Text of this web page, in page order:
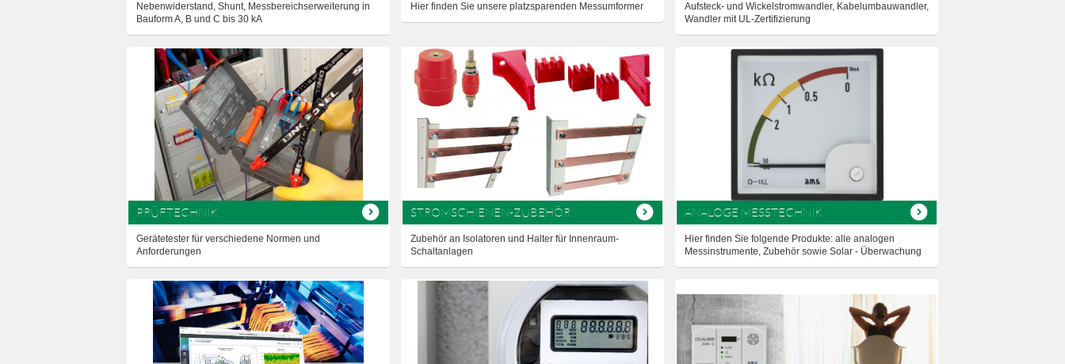
Nebenwiderstand, Shunt, Messbereichserweiterung in
Bauform A, B und C bis 30 kA
Hier finden Sie unsere platzsparenden Messumformer
Aufsteck- und Wickelstromwandler, Kabelumbauwandler,
Wandler mit UL-Zertifizierung
PRÜFTECHNIK
Gerätetester für verschiedene Normen und
Anforderungen
STROMSCHIENEN-ZUBEHÖR
Zubehör an Isolatoren und Halter für Innenraum-
Schaltanlagen
ANALOGE MESSTECHNIK
Hier finden Sie folgende Produkte: alle analogen
Messinstrumente, Zubehör sowie Solar - Überwachung